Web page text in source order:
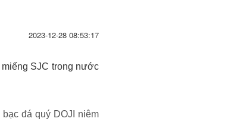
2023-12-28 08:53:17
SJC trong nước
đá quý DOJI niêm